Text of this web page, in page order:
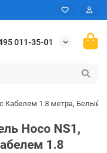
011-35-01
Кабелем 1.8 метра, Белый
Hoco NS1,
1.8